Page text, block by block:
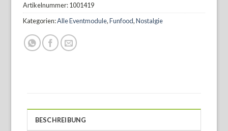
Artikelnummer:1001419
Kategorien:Alle Eventmodule,Funfood,Nostalgie
BESCHREIBUNG